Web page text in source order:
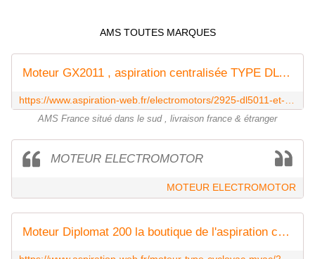
AMS TOUTES MARQUES
Moteur GX2011 , aspiration centralisée TYPE DL 200SV ElectroMotors
AMS France situé dans le sud , livraison france & étranger
MOTEUR ELECTROMOTOR
MOTEUR ELECTROMOTOR
Moteur Diplomat 200 la boutique de l'aspiration centralisée